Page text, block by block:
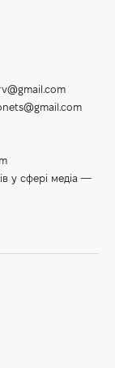
у сфері медіа —